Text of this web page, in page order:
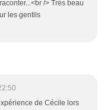
/> Très beau
les gentils
de Cécile lors